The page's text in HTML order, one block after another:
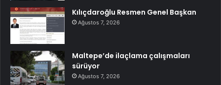
Kılıçdaroğlu Resmen Genel Başkan
Ağustos 7, 2026
Maltepe’de ilaçlama çalışmaları
sürüyor
Ağustos 7, 2026